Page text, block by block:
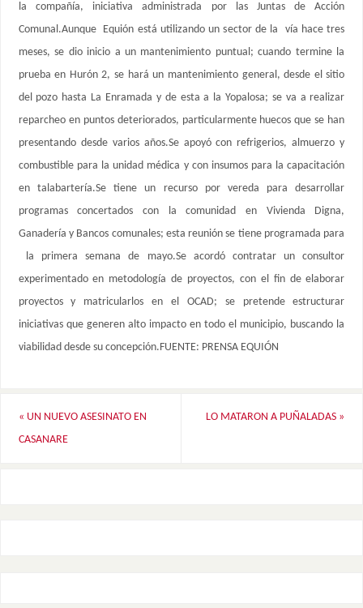
la compañía, iniciativa administrada por las Juntas de Acción
Comunal.Aunque Equión está utilizando un sector de la vía hace tres
meses, se dio inicio a un mantenimiento puntual; cuando termine la
prueba en Hurón 2, se hará un mantenimiento general, desde el sitio
del pozo hasta La Enramada y de esta a la Yopalosa; se va a realizar
reparcheo en puntos deteriorados, particularmente huecos que se han
presentando desde varios años.Se apoyó con refrigerios, almuerzo y
combustible para la unidad médica y con insumos para la capacitación
en talabartería.Se tiene un recurso por vereda para desarrollar
programas concertados con la comunidad en Vivienda Digna,
Ganadería y Bancos comunales; esta reunión se tiene programada para
la primera semana de mayo.Se acordó contratar un consultor
experimentado en metodología de proyectos, con el fin de elaborar
proyectos y matricularlos en el OCAD; se pretende estructurar
iniciativas que generen alto impacto en todo el municipio, buscando la
viabilidad desde su concepción.FUENTE: PRENSA EQUIÓN
« UN NUEVO ASESINATO EN
CASANARE
LO MATARON A PUÑALADAS »